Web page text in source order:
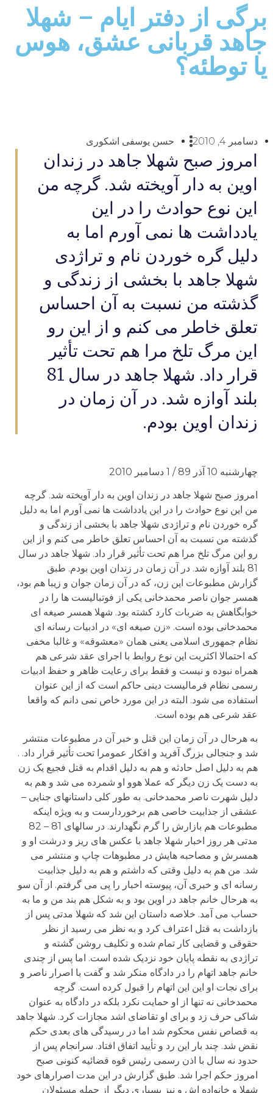
برگی از دفتر ایام – شهلا
جاهد قربانی عشق، هوس
یا توطئه؟
دسامبر 4, 2010 حسن یوسفی اشکوری
امروز صبح شهلا جاهد در زندان
اوین به دار آویخته شد. گرچه من
این نوع حوادث را در این
یادداشت ها نمی آورم اما به
دلیل گره خوردن نام و تراژدی
شهلا جاهد با بخشی از زندگی و
گذشته من نسبت به آن احساس
تعلق خاطر می کنم و از این رو
این مرگ تلخ مرا هم تحت تأثیر
قرار داد. شهلا جاهد در سال 81
بلند آوازه شد. در آن زمان در
زندان اوین بودم.
چهارشنبه 10 آذر 89 / 1 دسامبر 2010
امروز صبح شهلا جاهد در زندان اوین به دار آویخته شد. گرچه
من این نوع حوادث را در این یادداشت ها نمی آورم اما به دلیل
گره خوردن نام و تراژدی شهلا جاهد با بخشی از زندگی و
گذشته من نسبت به آن احساس تعلق خاطر می کنم و از این
رو این مرگ تلخ مرا هم تحت تأثیر قرار داد. شهلا جاهد در سال
81 بلند آوازه شد. در آن زمان در زندان اوین بودم. طبق
گزارش مطبوعات این زن، که در آن زمان جوان و زیبا هم بود،
همسر جوان ناصر محمدخانی یکی از فوتبالیست ها را در
خوابگاهش به ضربات کارد کشته بود. شهلا همسر صیغه ای
محمدخانی بوده است. «زن صیغه ای» در ادبیات رسانه ای
نظام جمهوری اسلامی یعنی همان «معشوقه» و غالبا مخفی
که احتمالا اکثریت این نوع روابط با اجرای عقد شرعی هم
همراه نبوده و نیست و فقط برای رعایت ظاهر و حفظ ادبیات
رسمی نظام فرمالیست دینی حاکم است که از این عنوان
استفاده می شود. البته در این مورد خاص نمی دانم که واقعا
عقد شرعی هم بوده است.
به هرحال در آن زمان این قتل و خبر آن در مطبوعات منتشر
شد و جنجالی بزرگ آفرید و افکار عمومرا تحت تأثیر قرار داد. .
هم به دلیل اصل حادثه و هم به دلیل اقدام به قتل فجیع یک زن
به دست یک زن دیگر که عملا هوو او شمرده می شد و هم به
دلیل شهرت ناصر محمدخانی. به طور کلی داستانهای جنایی –
عشقی از جذابیت خاصی هم برخوردارست و به ویژه اینکه
مطبوعات هم بازارش را گرم نگهدارند. در سالهای 81 – 82
مدتی هر روز اخبار شهلا جاهد با عکس های ریز و درشت او و
همسرش و مصاحبه هایش در مطبوهات چاپ و منتشر می
شد. من هم به دلیل وقتی که داشتم و هم به دلیل جذابیت
رسانه ای و خبری آن، پیوسته اخبار را پی می گرفتم. از آن سو
به هرحال خانم جاهد در اوین بود و به شکل هم بند من و ما به
حساب می آمد. خلاصه داستان این شد که شهلا مدتی پس از
بازداشت به قتل اعتراف کرد و به نظر می رسید از نظر
حقوقی و قضایی کار تمام شده و تکلیف روشن گشته و
تراژدی به نقطه پایان خود نزدیک شده است. اما پس از چندی
خانم جاهد اتهام را در دادگاه منکر شد و گفت با اصرار ناصر و
برای نجات او این این اتهام را قبول کرده است. گرچه
محمدخانی نه تنها از او حمایت نکرد بلکه در دادگاه به عنوان
شاکی حرف زد و برای او تقاضای اشد مجازات کرد. شهلا جاهد
به قصاص نفس محکوم شد اما در رسیدگی های بعدی حکم
نقض شد. چند بار این رد و تأیید اتفاق افتاد. سرانجام پس از
حدود نه سال با اذن رسمی رئیس قوه قضائیه کنونی صبح
امروز حکم اجرا شد. طبق گزارش در این مدت اصرارهای خود
شهلا و خانواده اش و نیز بسیاری دیگر از جمله مسئولان